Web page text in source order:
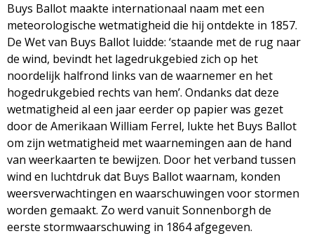
Buys Ballot maakte internationaal naam met een
meteorologische wetmatigheid die hij ontdekte in 1857.
De Wet van Buys Ballot luidde: ‘staande met de rug naar
de wind, bevindt het lagedrukgebied zich op het
noordelijk halfrond links van de waarnemer en het
hogedrukgebied rechts van hem’. Ondanks dat deze
wetmatigheid al een jaar eerder op papier was gezet
door de Amerikaan William Ferrel, lukte het Buys Ballot
om zijn wetmatigheid met waarnemingen aan de hand
van weerkaarten te bewijzen. Door het verband tussen
wind en luchtdruk dat Buys Ballot waarnam, konden
weersverwachtingen en waarschuwingen voor stormen
worden gemaakt. Zo werd vanuit Sonnenborgh de
eerste stormwaarschuwing in 1864 afgegeven.